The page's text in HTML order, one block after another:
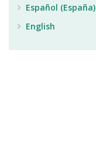
Español (España)
English